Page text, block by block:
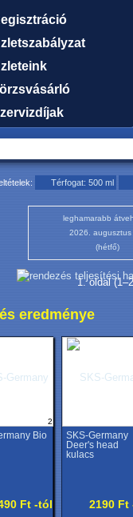
Térfogat: 500 ml
leghamarabb
2026. augusztus
(hétfő)
1. oldal
eredménye
2
Bio
Ft -tól
SKS-Germany
Deer's head
kulacs
2190 Ft